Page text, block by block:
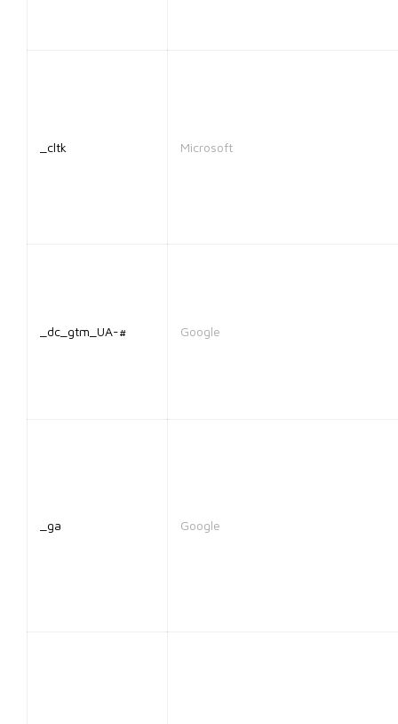
_cltk Microsoft
_dc_gtm_UA-# Google
_ga Google